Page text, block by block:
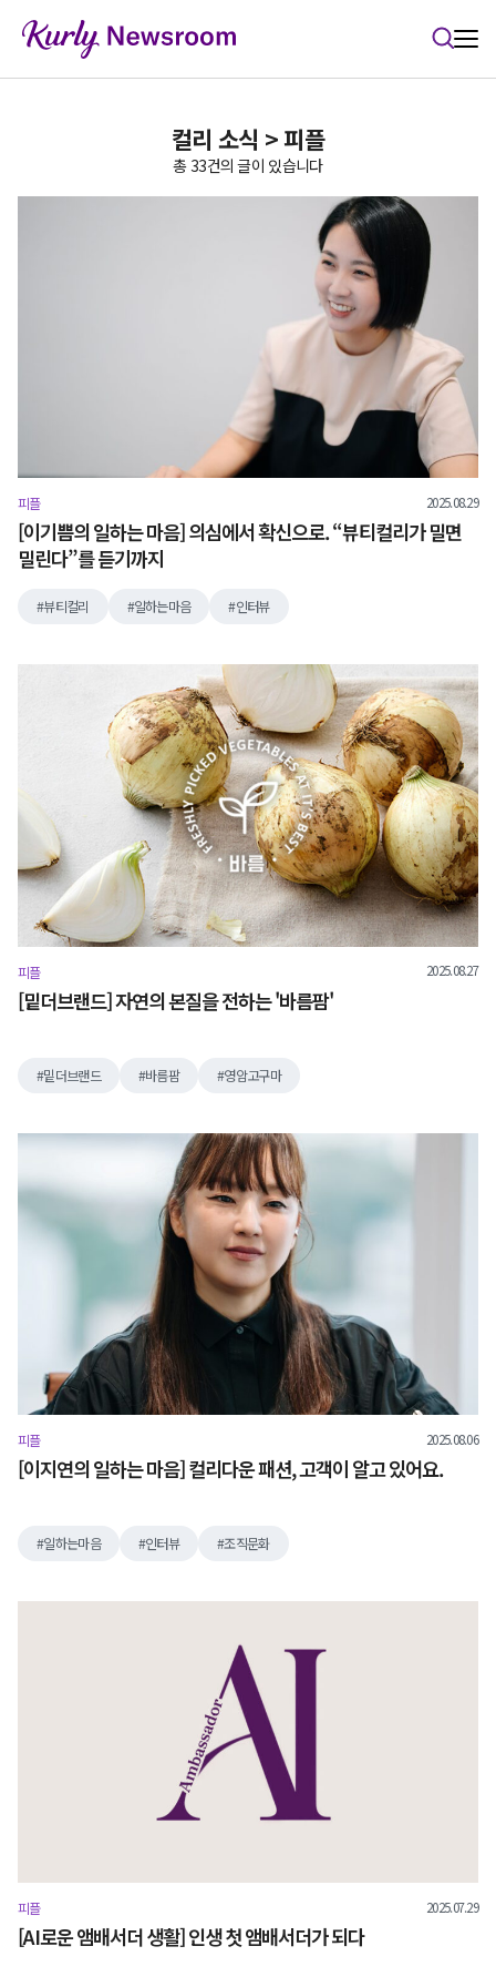
컬리 소식 > 피플
총 33건의 글이 있습니다
피플 2025.08.29
[이기쁨의 일하는 마음] 의심에서 확신으로. “뷰티컬리가 밀면
밀린다”를 듣기까지
뷰티컬리 일하는마음 인터뷰
피플 2025.08.27
[밑더브랜드] 자연의 본질을 전하는 '바름팜'
밑더브랜드 바름팜 영암고구마
피플 2025.08.06
[이지연의 일하는 마음] 컬리다운 패션, 고객이 알고 있어요.
일하는마음 인터뷰 조직문화
피플 2025.07.29
[AI로운 앰배서더 생활] 인생 첫 앰배서더가 되다